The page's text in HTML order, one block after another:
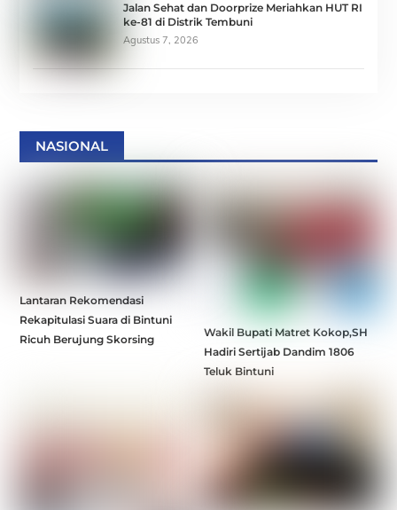
Jalan Sehat dan Doorprize Meriahkan HUT RI
ke-81 di Distrik Tembuni
Agustus 7, 2026
NASIONAL
Lantaran Rekomendasi
Rekapitulasi Suara di Bintuni
Ricuh Berujung Skorsing
Wakil Bupati Matret Kokop,SH
Hadiri Sertijab Dandim 1806
Teluk Bintuni